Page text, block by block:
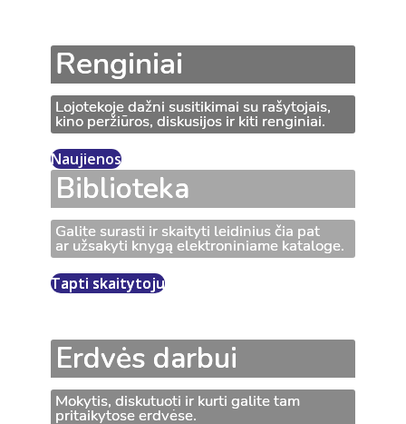
Renginiai
Lojotekoje dažni susitikimai su rašytojais,
kino peržiūros, diskusijos ir kiti renginiai.
Naujienos
Biblioteka
Galite surasti ir skaityti leidinius čia pat
ar užsakyti knygą elektroniniame kataloge.
Tapti skaitytoju
Erdvės darbui
Mokytis, diskutuoti ir kurti galite tam
pritaikytose erdvėse.